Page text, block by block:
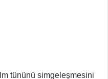
tününü simgeleşmesini